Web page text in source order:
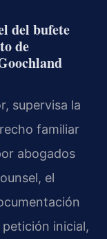
del bufete
de
supervisa la
familiar
abogados
el
inicial,